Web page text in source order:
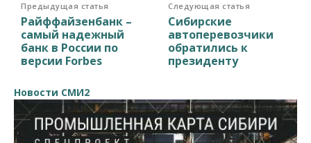
Предыдущая статья
Райффайзенбанк –
самый надежный
банк в России по
версии Forbes
Следующая статья
Сибирские
автоперевозчики
обратились к
президенту
Новости СМИ2